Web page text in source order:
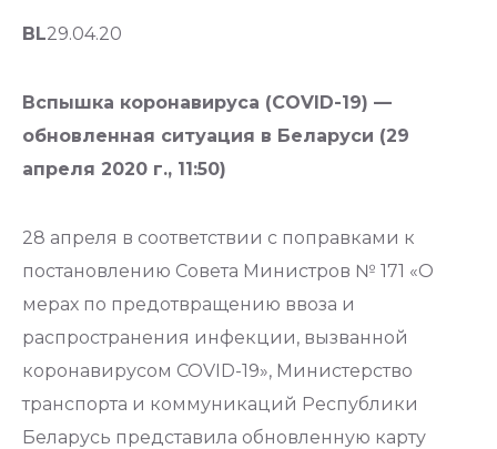
BL29.04.20
Вспышка коронавируса (COVID-19) —
обновленная ситуация в Беларуси (29
апреля 2020 г., 11:50)
28 апреля в соответствии с поправками к
постановлению Совета Министров № 171 «О
мерах по предотвращению ввоза и
распространения инфекции, вызванной
коронавирусом COVID-19», Министерство
транспорта и коммуникаций Республики
Беларусь представила обновленную карту